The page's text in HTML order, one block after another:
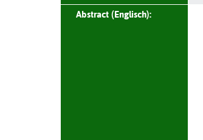
Abstract (Englisch):